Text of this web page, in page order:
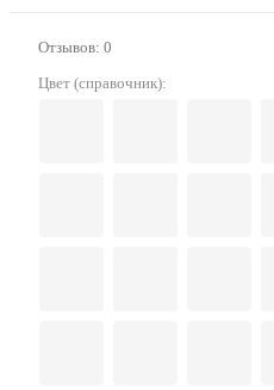
Отзывов: 0
Цвет (справочник):